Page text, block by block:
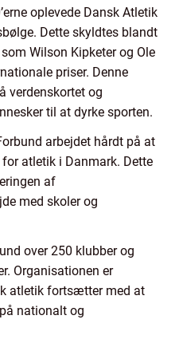
oplevede Dansk Atletik
Dette skyldtes blandt
Wilson Kipketer og Ole
priser. Denne
verdenskortet og
til at dyrke sporten.
arbejdet hårdt på at
atletik i Danmark. Dette
af
med skoler og
over 250 klubber og
Organisationen er
atletik fortsætter med at
nationalt og